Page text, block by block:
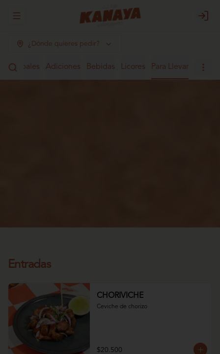
Abrir menu de navegación Login
¿Dónde quieres pedir?
Principales Adiciones Bebidas Licores Para Llevar
Entradas
CHORIVICHE
Ceviche de chorizo
$20.500